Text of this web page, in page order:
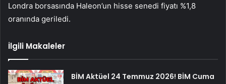
Londra borsasında Haleon’un hisse senedi fiyatı %1,8
oranında geriledi.
İlgili Makaleler
BİM Aktüel 24 Temmuz 2026! BİM Cuma